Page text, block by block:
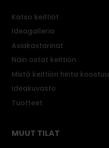
Katso keittiöt
Ideagalleria
Asiakastarinat
Näin ostat keittiön
Mistä keittiön hinta koostuu
Ideakuvasto
Tuotteet
MUUT TILAT